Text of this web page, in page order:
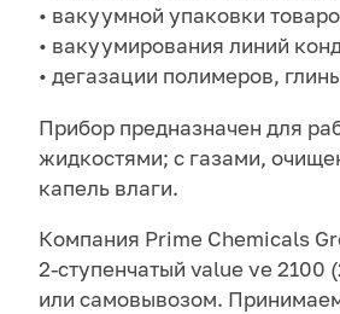
• вакуумной упаковки
• вакуумирования линий
• дегазации полимеров,
Прибор предназначен для
жидкостями; с газами,
капель влаги.
Компания Prime Chemicals
2-ступенчатый value ve 2100
или самовывозом.